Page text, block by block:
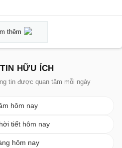
thêm
HỮU ÍCH
tin được quan tâm mỗi ngày
hôm nay
tiết hôm nay
hôm nay